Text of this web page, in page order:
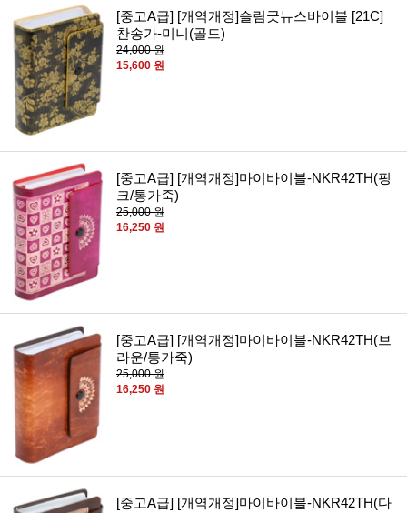
[중고A급] [개역개정]슬림굿뉴스바이블 [21C]
찬송가-미니(골드)
24,000 원
15,600 원
[중고A급] [개역개정]마이바이블-NKR42TH(핑
크/통가죽)
25,000 원
16,250 원
[중고A급] [개역개정]마이바이블-NKR42TH(브
라운/통가죽)
25,000 원
16,250 원
[중고A급] [개역개정]마이바이블-NKR42TH(다